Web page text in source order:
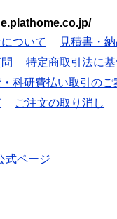
ついて
見積書・
特定商取引法に
科研費払い取引のご
ご注文の取り消し
式ページ